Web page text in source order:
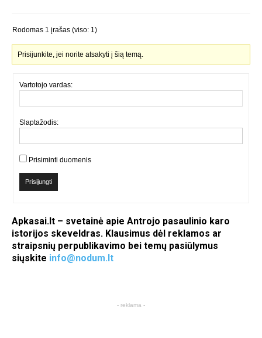
Rodomas 1 įrašas (viso: 1)
Prisijunkite, jei norite atsakyti į šią temą.
Vartotojo vardas:
Slaptažodis:
Prisiminti duomenis
Prisijungti
Apkasai.lt – svetainė apie Antrojo pasaulinio karo
istorijos skeveldras. Klausimus dėl reklamos ar
straipsnių perpublikavimo bei temų pasiūlymus
siųskite info@nodum.lt
- reklama -